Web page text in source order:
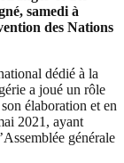
samedi à
des Nations
dédié à la
a joué un rôle
élaboration et en
2021, ayant
générale